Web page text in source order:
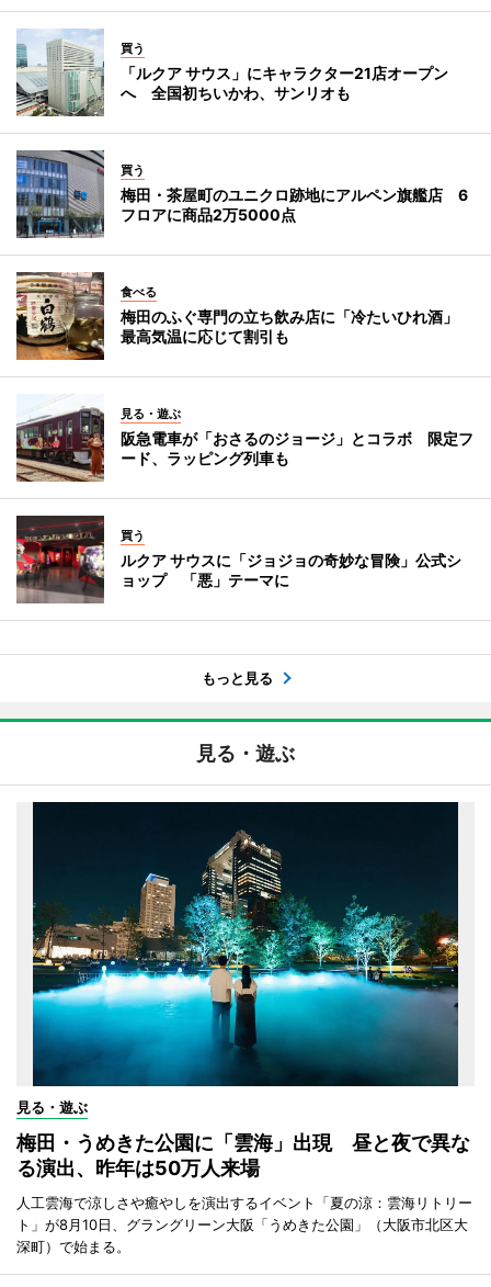
買う
「ルクア サウス」にキャラクター21店オープン
へ 全国初ちいかわ、サンリオも
買う
梅田・茶屋町のユニクロ跡地にアルペン旗艦店 6
フロアに商品2万5000点
食べる
梅田のふぐ専門の立ち飲み店に「冷たいひれ酒」
最高気温に応じて割引も
見る・遊ぶ
阪急電車が「おさるのジョージ」とコラボ 限定フ
ード、ラッピング列車も
買う
ルクア サウスに「ジョジョの奇妙な冒険」公式シ
ョップ 「悪」テーマに
もっと見る
見る・遊ぶ
見る・遊ぶ
梅田・うめきた公園に「雲海」出現 昼と夜で異な
る演出、昨年は50万人来場
人工雲海で涼しさや癒やしを演出するイベント「夏の涼：雲海リトリー
ト」が8月10日、グラングリーン大阪「うめきた公園」（大阪市北区大
深町）で始まる。